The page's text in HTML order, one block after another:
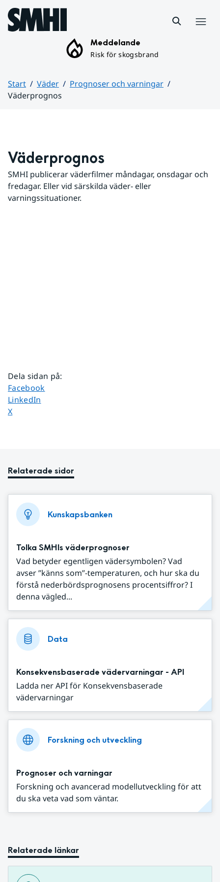
Hoppa till sidans innehåll
Meddelande
Risk för skogsbrand
Start Väder
Prognoser och varningar
Väderprognos
Väderprognos
SMHI publicerar väderfilmer måndagar, onsdagar och
fredagar. Eller vid särskilda väder- eller
varningssituationer.
Dela sidan på:
Dela sidan på
Facebook
Dela sidan på
LinkedIn
Dela sidan på
X
Relaterade sidor
Kunskapsbanken
Tolka SMHIs väderprognoser
Vad betyder egentligen vädersymbolen? Vad
avser ”känns som”-temperaturen, och hur ska du
förstå nederbördsprognosens procentsiffror? I
denna vägled...
Data
Konsekvensbaserade vädervarningar - API
Ladda ner API för Konsekvensbaserade
vädervarningar
Forskning och utveckling
Prognoser och varningar
Forskning och avancerad modellutveckling för att
du ska veta vad som väntar.
Relaterade länkar